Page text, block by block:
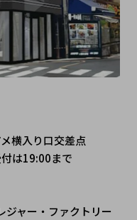
横入り口交差点
は19:00まで
ジャー・ファクトリー